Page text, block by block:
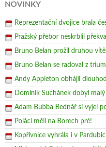
NOVINKY
Reprezentační dvojice brala
Pražský přebor neskrblil
Bruno Belan prožil druhou
Bruno Belan se radoval z
Andy Appleton obhájil
Dominik Suchánek dobyl malý
Adam Bubba Bednář si vyjel
Poláci měli na Borech pré!
Kopřivnice vyhrála i v